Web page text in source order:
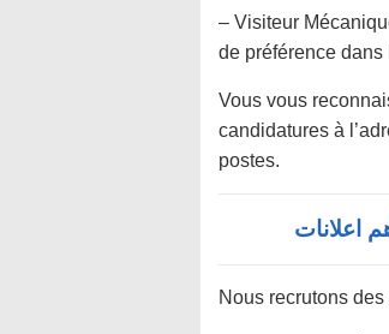
– Visiteur
de préférence dans
Vous vous
candidatures à
postes.
Nous recrutons